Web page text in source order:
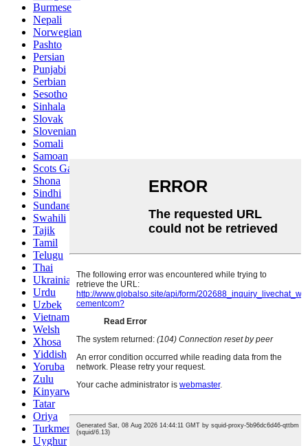
Burmese
Nepali
Norwegian
Pashto
Persian
Punjabi
Serbian
Sesotho
Sinhala
Slovak
Slovenian
Somali
Samoan
Scots Gaelic
Shona
Sindhi
Sundanese
Swahili
Tajik
Tamil
Telugu
Thai
Ukrainian
Urdu
Uzbek
Vietnamese
Welsh
Xhosa
Yiddish
Yoruba
Zulu
Kinyarwanda
Tatar
Oriya
Turkmen
Uyghur